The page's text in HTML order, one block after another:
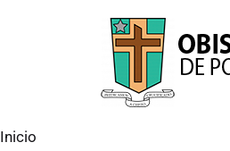
Inicio